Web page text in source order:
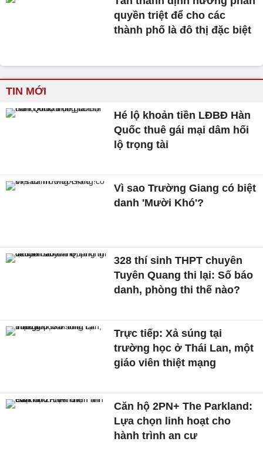
quyền triệt để cho các
thành phố là đô thị đặc biệt
TIN MỚI
Hé lộ khoản tiền LĐBĐ Hàn
Quốc thuê gái mại dâm hối
lộ trọng tài
Vì sao Trường Giang có biệt
danh 'Mười Khó'?
328 thí sinh THPT chuyên
Tuyên Quang thi lại: Số báo
danh, phòng thi thế nào?
Trực tiếp: Xả súng tại
trường học ở Thái Lan, một
giáo viên thiệt mạng
Căn hộ 2PN+ The Parkland:
Lựa chọn linh hoạt cho
hành trình an cư